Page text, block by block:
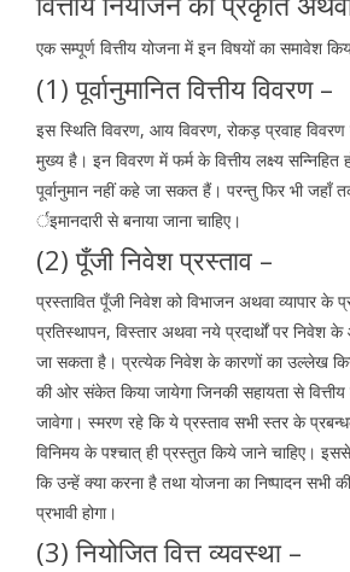
एक सम्पूर्ण वित्तीय योजना में इन विषयों का समावेश
(1) पूर्वानुमानित वित्तीय विवरण –
इस स्थिति विवरण, आय विवरण, रोकड़ प्रवाह विवरण
मुख्य है। इन विवरण में फर्म के वित्तीय लक्ष्य सन्निहित
पूर्वानुमान नहीं कहे जा सकत हैं। परन्तु फिर भी जहाँ
र्इमानदारी से बनाया जाना चाहिए।
(2) पूँजी निवेश प्रस्ताव –
प्रस्तावित पूँजी निवेश को विभाजन अथवा व्यापार के
प्रतिस्थापन, विस्तार अथवा नये प्रदार्थों पर निवेश के
जा सकता है। प्रत्येक निवेश के कारणों का उल्लेख
की ओर संकेत किया जायेगा जिनकी सहायता से वित्तीय
जावेगा। स्मरण रहे कि ये प्रस्ताव सभी स्तर के
विनिमय के पश्चात् ही प्रस्तुत किये जाने चाहिए।
कि उन्हें क्या करना है तथा योजना का निष्पादन सभी
प्रभावी होगा।
(3) नियोजित वित्त व्यवस्था –